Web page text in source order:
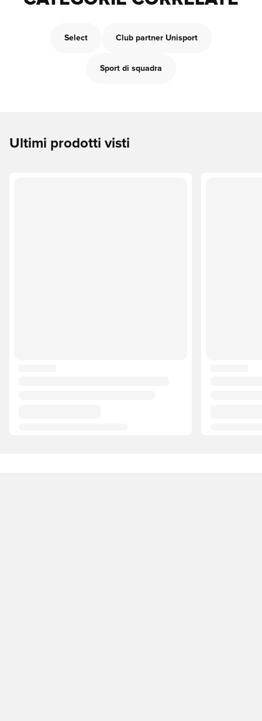
Select Club partner Unisport
Sport di squadra
Ultimi prodotti visti